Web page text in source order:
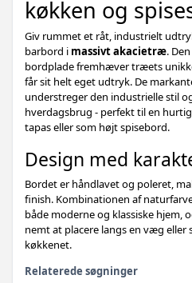
køkken og
Giv rummet et råt, industrielt
barbord i massivt akacietræ.
bordplade fremhæver træets
får sit helt eget udtryk. De
understreger den industrielle stil
hverdagsbrug - perfekt til en
tapas eller som højt spisebord.
Design med
Bordet er håndlavet og poleret,
finish. Kombinationen af
både moderne og klassiske hjem,
nemt at placere langs en væg eller
køkkenet.
Relaterede søgninger